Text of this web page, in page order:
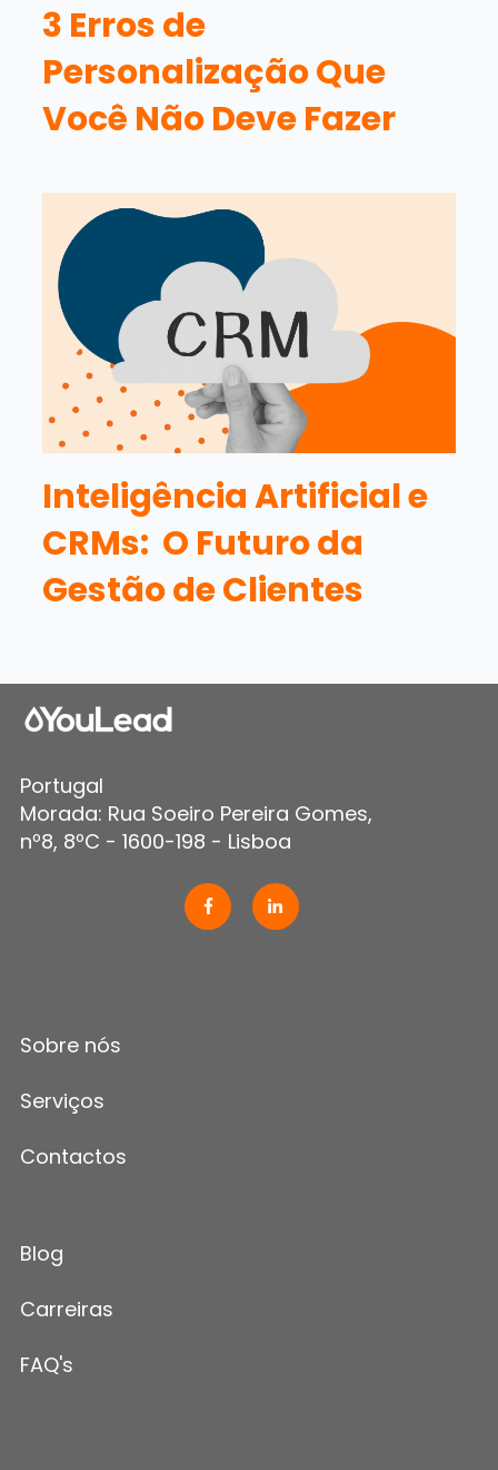
3 Erros de
Personalização Que
Você Não Deve Fazer
Inteligência Artificial e
CRMs: O Futuro da
Gestão de Clientes
Portugal
Morada: Rua Soeiro Pereira Gomes,
nº8, 8ºC - 1600-198 - Lisboa
Sobre nós
Serviços
Contactos
Blog
Carreiras
FAQ's